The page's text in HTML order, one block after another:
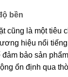
bền
cũng là một tiêu
hiệu nổi
bảo sản
ổn định qua